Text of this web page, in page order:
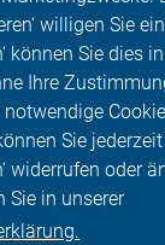
willigen Sie
können Sie dies
Ihre
Sie
widerrufen oder
Sie in unserer